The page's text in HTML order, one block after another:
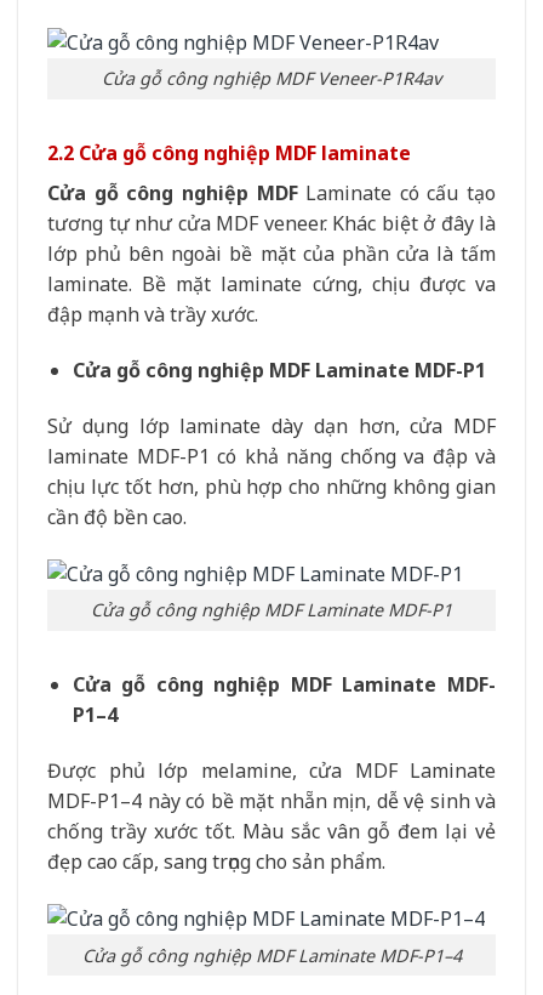
Cửa gỗ công nghiệp MDF Veneer-P1R4av
2.2 Cửa gỗ công nghiệp MDF laminate
Cửa gỗ công nghiệp MDFLaminate có cấu tạo
tương tự như cửa MDF veneer. Khác biệt ở đây là
lớp phủ bên ngoài bề mặt của phần cửa là tấm
laminate. Bề mặt laminate cứng, chịu được va
đập mạnh và trầy xước.
Cửa gỗ công nghiệp MDF Laminate MDF-P1
Sử dụng lớp laminate dày dạn hơn, cửa MDF
laminate MDF-P1 có khả năng chống va đập và
chịu lực tốt hơn, phù hợp cho những không gian
cần độ bền cao.
Cửa gỗ công nghiệp MDF Laminate MDF-P1
Cửa gỗ công nghiệp MDF Laminate MDF-
P1–4
Được phủ lớp melamine, cửa MDF Laminate
MDF-P1–4 này có bề mặt nhẵn mịn, dễ vệ sinh và
chống trầy xước tốt. Màu sắc vân gỗ đem lại vẻ
đẹp cao cấp, sang trọng cho sản phẩm.
Cửa gỗ công nghiệp MDF Laminate MDF-P1–4